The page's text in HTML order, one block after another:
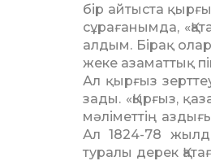
бір айтыста
сұрағанымда,
алдым. Бірақ
жеке азаматтық
Ал қырғыз
зады. «Қырғыз,
мәліметтің
Ал 1824-78
туралы де­рек